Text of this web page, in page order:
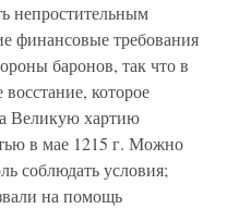
непростительным
финансовые требования
баронов, так что в
которое
Великую хартию
в мае 1215 г. Можно
соблюдать условия;
на помощь